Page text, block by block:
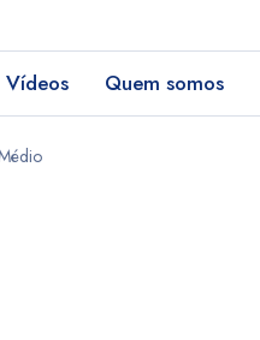
Vídeos Quem somos